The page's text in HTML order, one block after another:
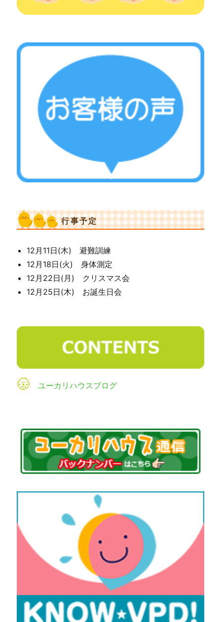
行事予定
12月11日(木) 避難訓練
12月18日(火) 身体測定
12月22日(月) クリスマス会
12月25日(木) お誕生日会
ユーカリハウスブログ